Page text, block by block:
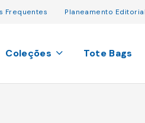
Frequentes Planeamento Editorial
Coleções Tote Bags